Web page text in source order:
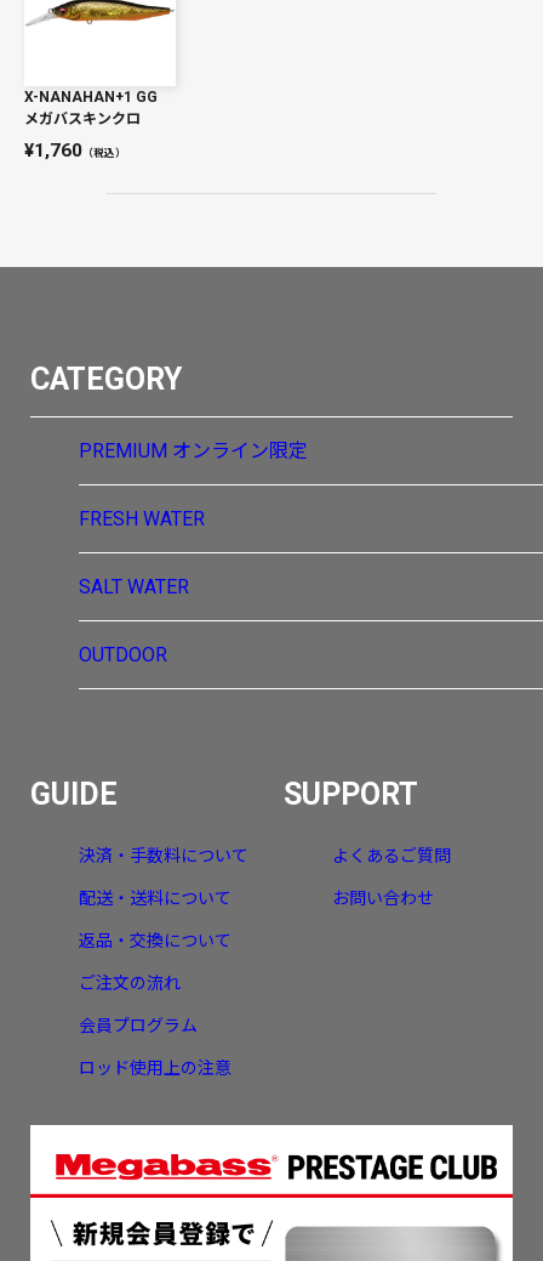
X-NANAHAN+1 GG
メガバスキンクロ
1,760 （税込）
CATEGORY
PREMIUM オンライン限定
FRESH WATER
SALT WATER
OUTDOOR
GUIDE
決済・手数料について
配送・送料について
返品・交換について
ご注文の流れ
会員プログラム
ロッド使用上の注意
SUPPORT
よくあるご質問
お問い合わせ